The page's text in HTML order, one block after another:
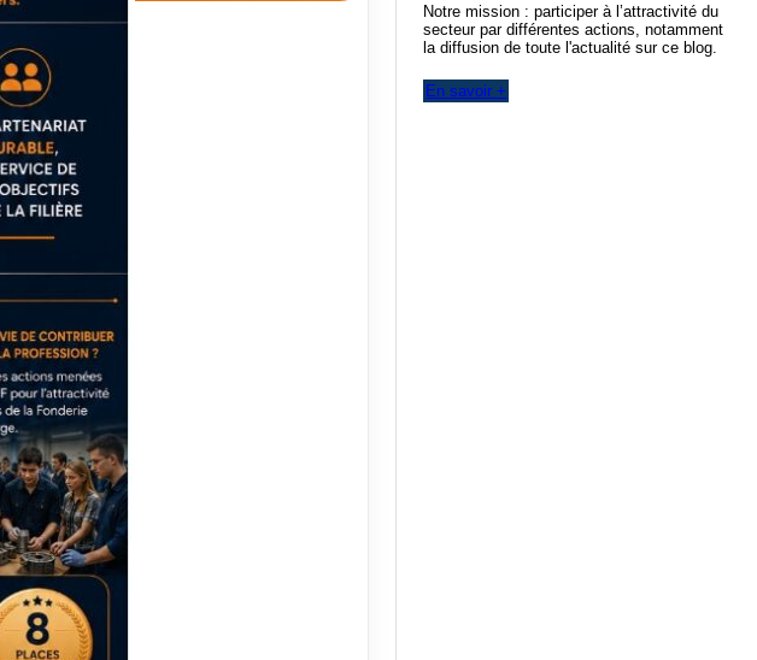
Notre mission : participer à l’attractivité du
secteur par différentes actions, notamment
la diffusion de toute l'actualité sur ce blog.
En savoir +